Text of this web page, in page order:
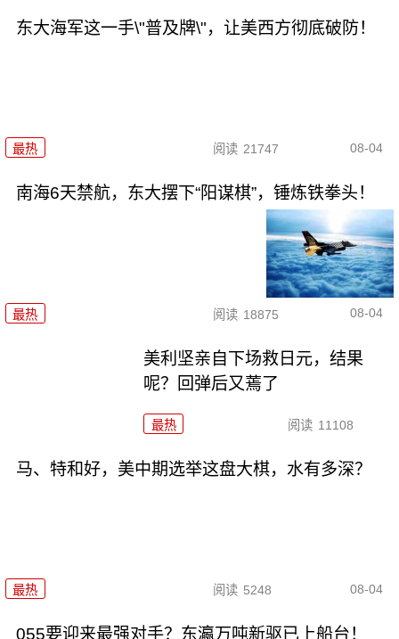
东大海军这一手\"普及牌\"，让美西方彻底破防！
最热 阅读 21747 08-04
南海6天禁航，东大摆下“阳谋棋”，锤炼铁拳头！
最热 阅读 18875 08-04
美利坚亲自下场救日元，结果
呢？回弹后又蔫了
最热 阅读 11108
马、特和好，美中期选举这盘大棋，水有多深？
最热 阅读 5248 08-04
055要迎来最强对手？东瀛万吨新驱已上船台！